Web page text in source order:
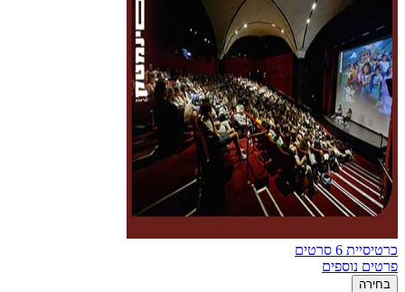
כרטיסיית 6 סרטים
פרטים נוספים
בחירה